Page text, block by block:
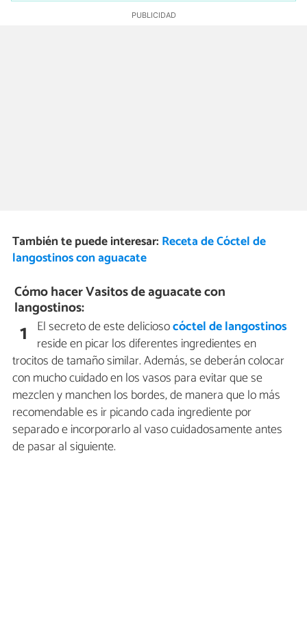
También te puede interesar: Receta de Cóctel de
langostinos con aguacate
Cómo hacer Vasitos de aguacate con
langostinos:
1 El secreto de este deliciosocóctel de langostinos
reside en picar los diferentes ingredientes en
trocitos de tamaño similar. Además, se deberán colocar
con mucho cuidado en los vasos para evitar que se
mezclen y manchen los bordes, de manera que lo más
recomendable es ir picando cada ingrediente por
separado e incorporarlo al vaso cuidadosamente antes
de pasar al siguiente.